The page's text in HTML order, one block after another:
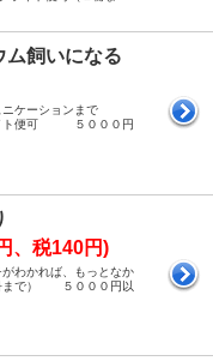
ム飼いになる
ュニケーションまで
イト便可 ５０００円
、税140円)
わかれば、もっとなか
で） ５０００円以